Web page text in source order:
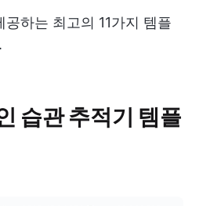
공하는 최고의 11가지 템플
습관 추적기 템플